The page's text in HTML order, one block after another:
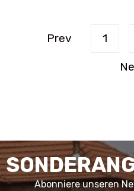
Prev 1
Abonniere unseren